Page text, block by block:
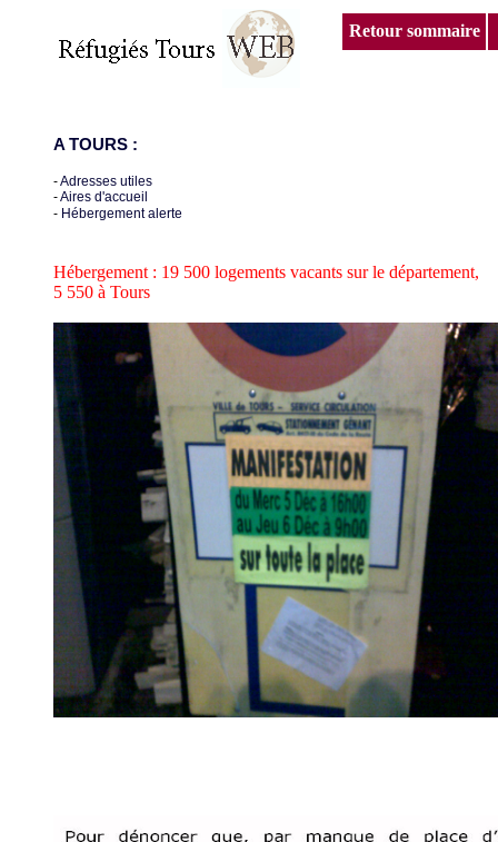
Retour sommaire
A TOURS :
-Adresses utiles
-Aires d'accueil
- Hébergement alerte
Hébergement : 19 500 logements vacants sur le département,
5 550 à Tours